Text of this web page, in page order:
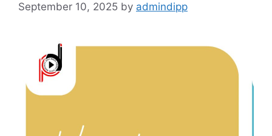
September 10, 2025 by admindipp